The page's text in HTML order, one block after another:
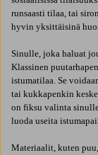
runsaasti tilaa, tai
hyvin yksittäisinä
Sinulle, joka haluat
Klassinen
istumatilaa. Se
tai kukkapenkin
on fiksu valinta
luoda useita
Materiaalit, kuten